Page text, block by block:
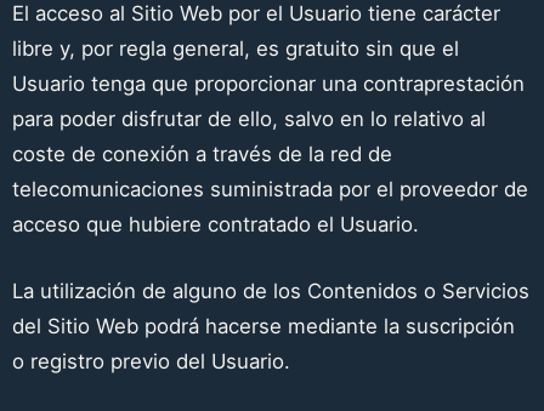
El acceso al Sitio Web por el Usuario tiene carácter
libre y, por regla general, es gratuito sin que el
Usuario tenga que proporcionar una contraprestación
para poder disfrutar de ello, salvo en lo relativo al
coste de conexión a través de la red de
telecomunicaciones suministrada por el proveedor de
acceso que hubiere contratado el Usuario.
La utilización de alguno de los Contenidos o Servicios
del Sitio Web podrá hacerse mediante la suscripción
o registro previo del Usuario.